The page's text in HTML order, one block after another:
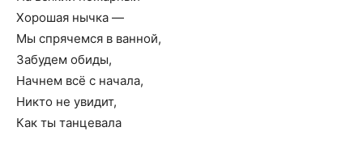
Хорошая нычка —
Мы спрячемся в ванной,
Забудем обиды,
Начнем всё с начала,
Никто не увидит,
Как ты танцевала